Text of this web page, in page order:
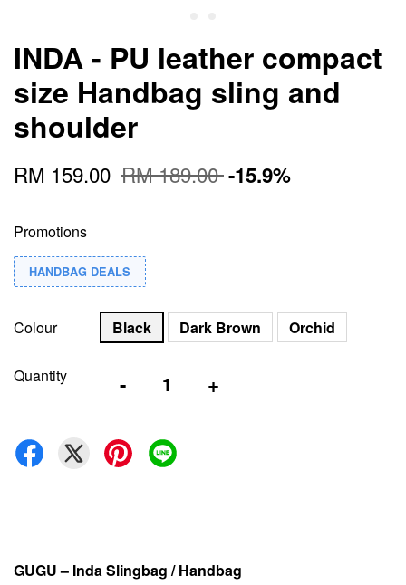
INDA - PU leather compact
size Handbag sling and
shoulder
RM 159.00 RM 189.00-15.9%
Promotions
HANDBAG DEALS
Colour Black Dark Brown Orchid
Quantity - +
GUGU – Inda Slingbag / Handbag